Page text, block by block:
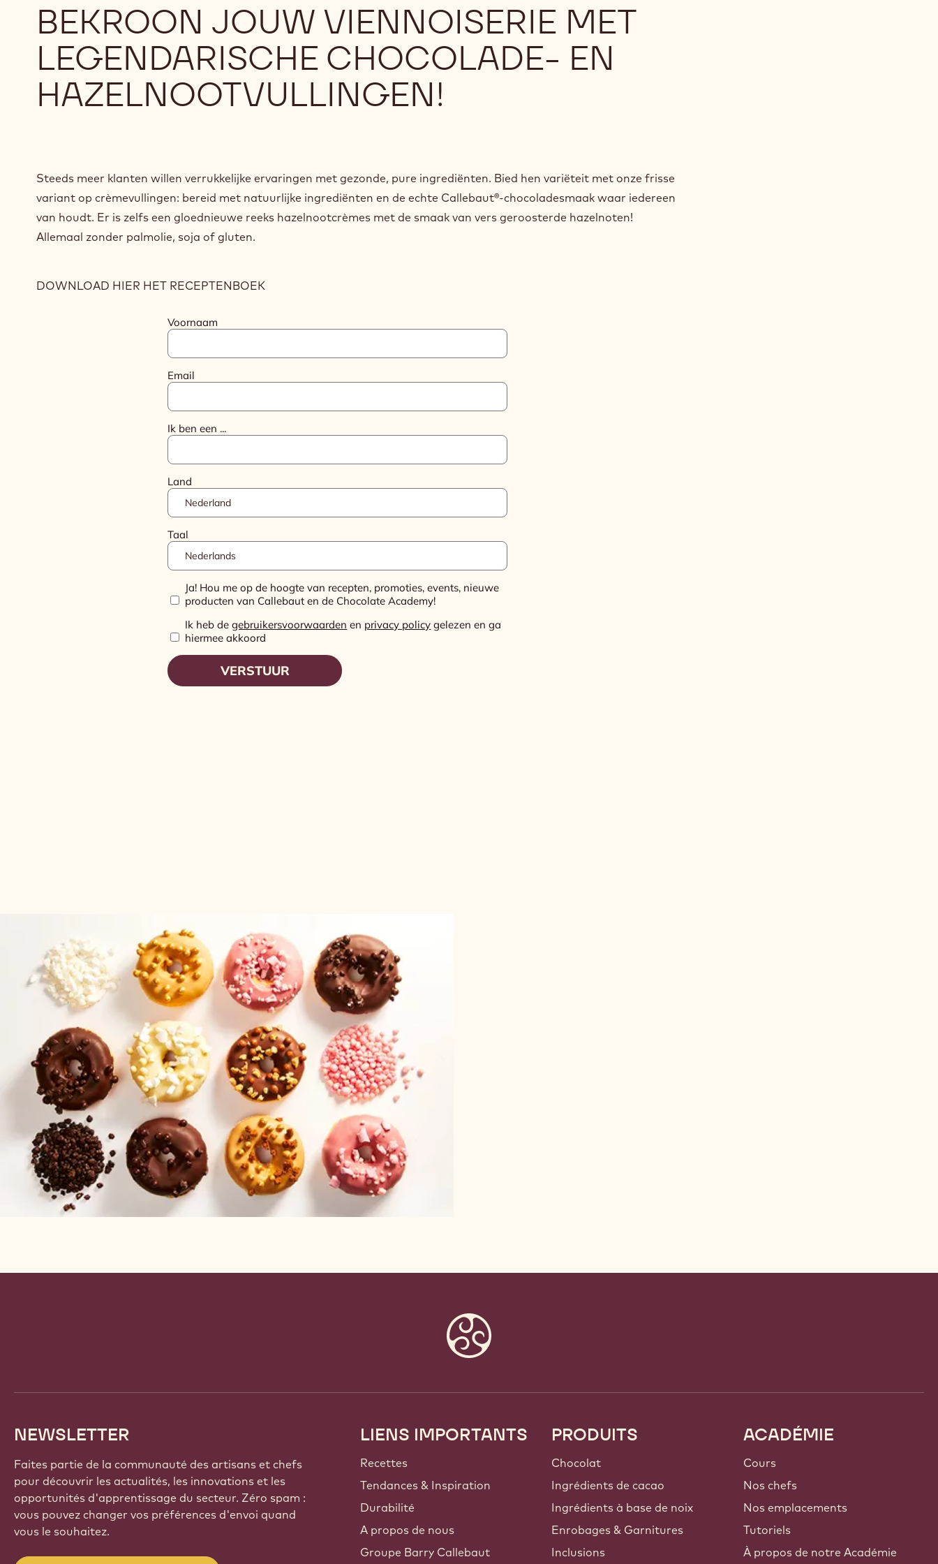
BEKROON JOUW VIENNOISERIE MET
LEGENDARISCHE CHOCOLADE- EN
HAZELNOOTVULLINGEN!
Steeds meer klanten willen verrukkelijke ervaringen met gezonde, pure ingrediënten. Bied hen variëteit met onze frisse
variant op crèmevullingen: bereid met natuurlijke ingrediënten en de echte Callebaut®-chocoladesmaak waar iedereen
van houdt. Er is zelfs een gloednieuwe reeks hazelnootcrèmes met de smaak van vers geroosterde hazelnoten!
Allemaal zonder palmolie, soja of gluten.
DOWNLOAD HIER HET RECEPTENBOEK
NEWSLETTER
Faites partie de la communauté des artisans et chefs
pour découvrir les actualités, les innovations et les
opportunités d'apprentissage du secteur. Zéro spam :
vous pouvez changer vos préférences d'envoi quand
vous le souhaitez.
Footer
Callebaut
LIENS IMPORTANTS
Recettes
Tendances & Inspiration
Durabilité
A propos de nous
Groupe Barry Callebaut
PRODUITS
Chocolat
Ingrédients de cacao
Ingrédients à base de noix
Enrobages & Garnitures
Inclusions
ACADÉMIE
Cours
Nos chefs
Nos emplacements
Tutoriels
À propos de notre Académie